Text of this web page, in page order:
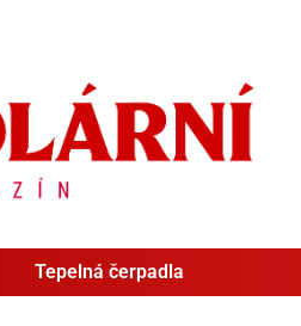
Tepelná čerpadla